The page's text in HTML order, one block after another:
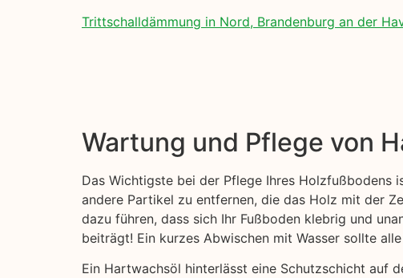
Trittschalldämmung in Nord, Brandenburg an der
Wartung und Pflege von
Das Wichtigste bei der Pflege Ihres Holzfußbodens
andere Partikel zu entfernen, die das Holz mit der
dazu führen, dass sich Ihr Fußboden klebrig und
beiträgt! Ein kurzes Abwischen mit Wasser sollte
Ein Hartwachsöl hinterlässt eine Schutzschicht auf